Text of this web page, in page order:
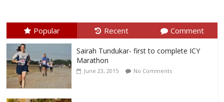
Popular Recent Comment
Sairah Tundukar- first to complete ICY
Marathon
June 23, 2015 No Comments